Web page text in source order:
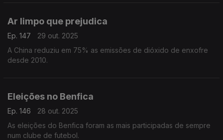
Ar limpo que prejudica
Ep. 147
29 out. 2025
A China reduziu em 75% as emissões de dióxido de enxofre
desde 2010.
Eleições no Benfica
Ep. 146
28 out. 2025
As eleições do Benfica foram as mais participadas de sempre
num clube de futebol.